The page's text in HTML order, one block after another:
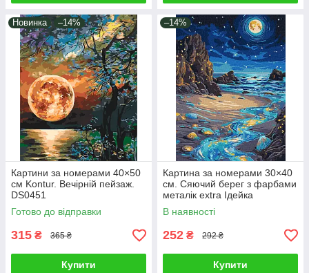
Новинка –14%
Картини за номерами 40×50
см Kontur. Вечірній пейзаж.
DS0451
Готово до відправки
315 ₴ 365 ₴
Купити
–14%
Картина за номерами 30×40
см. Сяючий берег з фарбами
металік extra Ідейка
KHO6387
В наявності
252 ₴ 292 ₴
Купити